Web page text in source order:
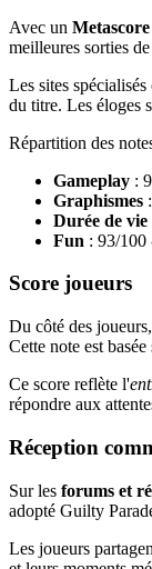
Avec un
meilleures sorties
Les sites
du titre. Les éloges
Répartition des
Gameplay :
Graphismes
Durée de vie
Fun : 93/
Score joueurs
Du côté des
Cette note est basée
Ce score reflète l'
répondre aux
Réception
Sur les forums et
adopté Guilty
Les joueurs